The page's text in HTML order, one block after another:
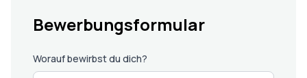
Bewerbungsformular
Worauf bewirbst du dich?